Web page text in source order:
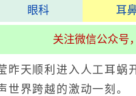
眼科 耳
关注微信公众号
天顺利进入人工耳蜗
世界跨越的激动一刻。